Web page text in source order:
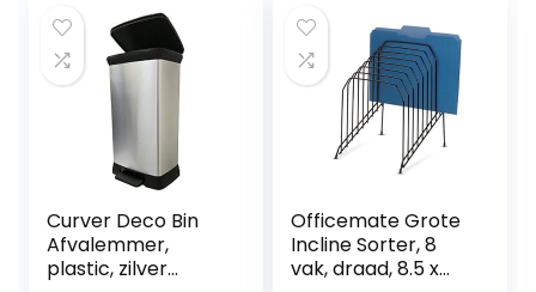
Curver Deco Bin
Afvalemmer,
plastic, zilver
Officemate Grote
Incline Sorter, 8
vak, draad, 8.5 x